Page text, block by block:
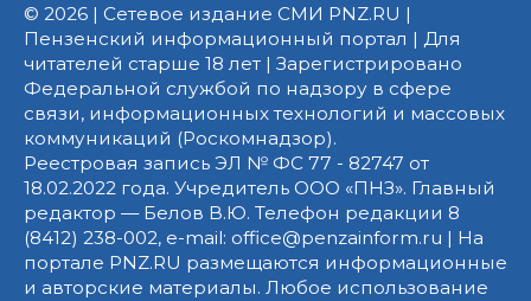
© 2026 | Сетевое издание СМИ PNZ.RU |
Пензенский информационный портал | Для
читателей старше 18 лет | Зарегистрировано
Федеральной службой по надзору в сфере
связи, информационных технологий и массовых
коммуникаций (Роскомнадзор).
Реестровая запись ЭЛ № ФС 77 - 82747 от
18.02.2022 года. Учредитель ООО «ПНЗ». Главный
редактор — Белов В.Ю. Телефон редакции 8
(8412) 238-002, e-mail: office@penzainform.ru | На
портале PNZ.RU размещаются информационные
и авторские материалы. Любое использование